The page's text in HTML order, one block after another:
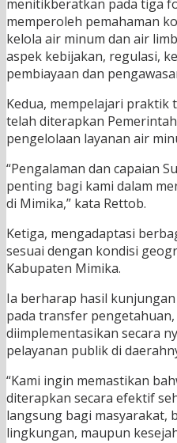
menitikberatkan pada tiga
memperoleh pemahaman
kelola air minum dan air
aspek kebijakan, regulasi,
pembiayaan dan
Kedua, mempelajari praktik
telah diterapkan
pengelolaan layanan air
“Pengalaman dan capaian
penting bagi kami dalam
di Mimika,” kata Rettob.
Ketiga, mengadaptasi
sesuai dengan kondisi
Kabupaten Mimika.
Ia berharap hasil
pada transfer
diimplementasikan secara
pelayanan publik di
“Kami ingin memastikan
diterapkan secara efektif
langsung bagi masyarakat,
lingkungan, maupun